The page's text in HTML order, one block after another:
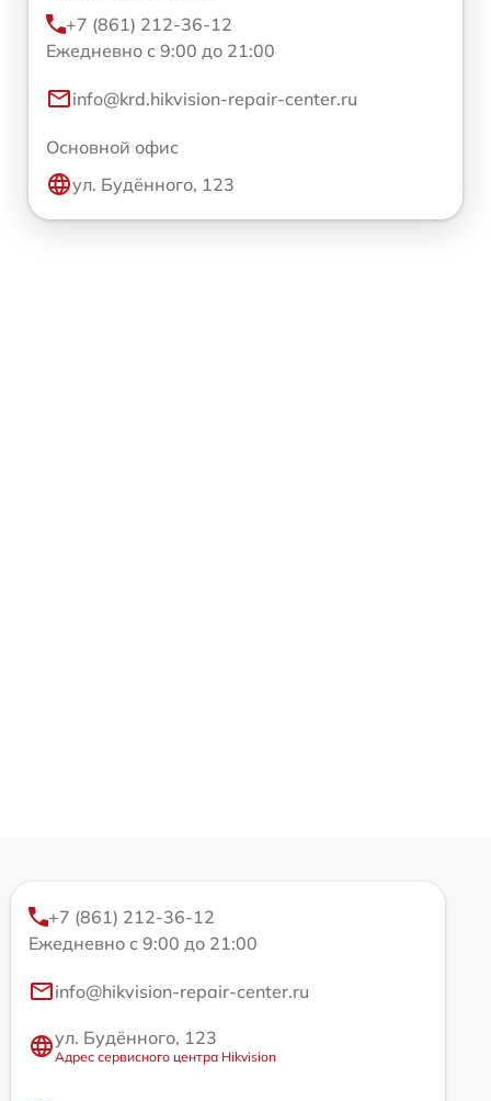
+7 (861) 212-36-12
Ежедневно с 9:00 до 21:00
info@krd.hikvision-repair-center.ru
Основной офис
ул. Будённого, 123
+7 (861) 212-36-12
Ежедневно с 9:00 до 21:00
info@hikvision-repair-center.ru
ул. Будённого, 123
Адрес сервисного центра Hikvision